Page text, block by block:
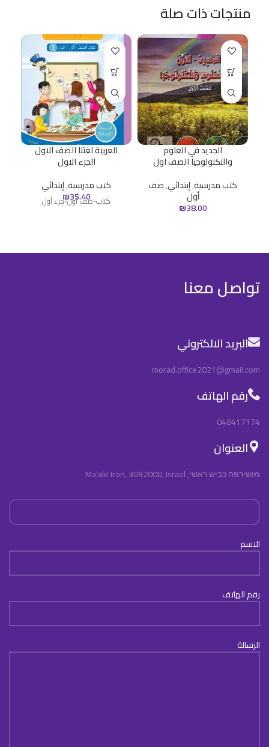
منتجات ذات صلة
الجديد في العلوم
والتكنولوجيا الصف اول
كتب مدرسية,إبتدائي,صف
أول
₪38.00
العربية لغتنا الصف الاول
الجزء الاول
كتب مدرسية,إبتدائي
₪35.40
كتاب-صف أول-جزء أول
تواصل معنا
البريد الالكتروني
morad.office2021@gmail.com
رقم الهاتف
048417174
العنوان
מושירפה כביש ראשי, Ma'ale Iron, 3092000, Israel
الاسم
رقم الهاتف
الرسالة